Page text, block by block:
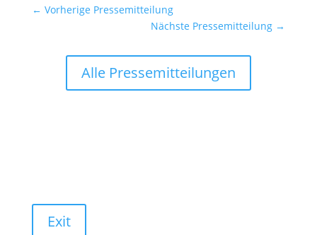
← Vorherige Pressemitteilung
Nächste Pressemitteilung →
Alle Pressemitteilungen
Exit